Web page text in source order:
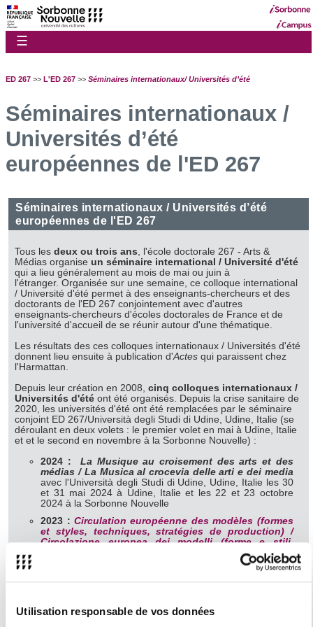
Utilisation responsable de vos données
☰
ED 267 >> L'ED 267 >> Séminaires internationaux/ Universités d’été
Séminaires internationaux /
Universités d’été
européennes de l'ED 267
Séminaires internationaux / Universités d’été
européennes de l'ED 267
Tous lesdeux ou trois ans, l'école doctorale 267 - Arts &
Médias organise un séminaire international / Université d'été
qui a lieu généralement au mois de mai ou juin à
l'étranger. Organisée sur une semaine, ce colloque international
/ Université d'été permet à des enseignants-chercheurs et des
doctorants de l'ED 267 conjointement avec d'autres
enseignants-chercheurs d'écoles doctorales de France et de
l'université d'accueil de se réunir autour d'une thématique.
Les résultats des ces colloques internationaux / Universités d'été
donnent lieu ensuite à publication d'Actes qui paraissent chez
l'Harmattan.
Depuis leur création en 2008,cinq colloques internationaux /
Universités d'étéont été organisés. Depuis la crise sanitaire de
2020, les universités d'été ont été remplacées par le séminaire
conjoint ED 267/Università degli Studi di Udine, Udine, Italie (se
déroulant en deux volets : le premier volet en mai à Udine, Italie
et et le second en novembre à la Sorbonne Nouvelle) :
2024 :
La Musique au croisement des arts et des
médias / La Musica al crocevia delle arti e dei media
avec l'Università degli Studi di Udine, Udine, Italie les 30
et 31 mai 2024 à Udine, Italie et les 22 et 23 octobre
2024 à la Sorbonne Nouvelle
2023 : Circulation européenne des modèles (formes
et styles, techniques, stratégies de production) /
Circolazione europea dei modelli (forme e stili,
avec l'Università
degli Studi di Udine, Udine, Italie les 18 et 19 mai 2023 à
Udine, Italie et les 14 et 15 novembre 2023 à la
Sorbonne Nouvelle
Médias. Scénographies, expositions, festivals,